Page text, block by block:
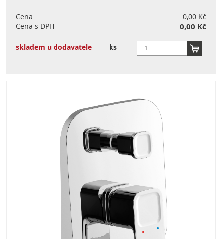
Cena
0,00 Kč
Cena s DPH
0,00 Kč
skladem u dodavatele ks